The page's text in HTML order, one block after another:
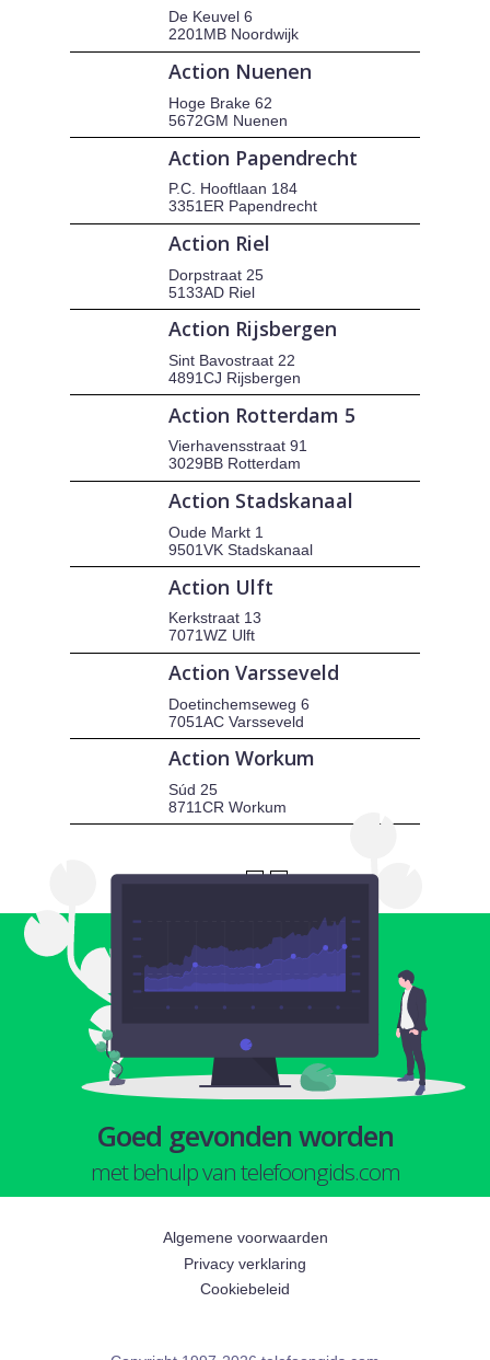
De Keuvel 6
2201MB Noordwijk
Action Nuenen
Hoge Brake 62
5672GM Nuenen
Action Papendrecht
P.C. Hooftlaan 184
3351ER Papendrecht
Action Riel
Dorpstraat 25
5133AD Riel
Action Rijsbergen
Sint Bavostraat 22
4891CJ Rijsbergen
Action Rotterdam 5
Vierhavensstraat 91
3029BB Rotterdam
Action Stadskanaal
Oude Markt 1
9501VK Stadskanaal
Action Ulft
Kerkstraat 13
7071WZ Ulft
Action Varsseveld
Doetinchemseweg 6
7051AC Varsseveld
Action Workum
Súd 25
8711CR Workum
Goed gevonden worden
met behulp van telefoongids.com
Algemene voorwaarden
Privacy verklaring
Cookiebeleid